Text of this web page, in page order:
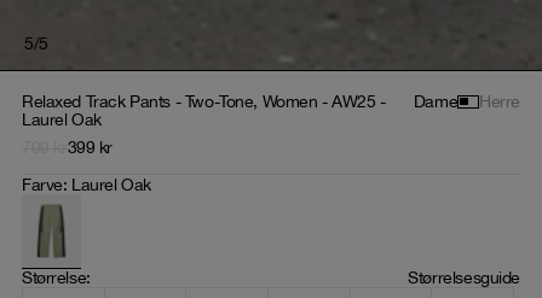
5/5
Relaxed Track Pants - Two-Tone, Women - AW25 -
Laurel Oak
Dame Herre
399 kr
Farve: Laurel Oak
Størrelse: Størrelsesguide